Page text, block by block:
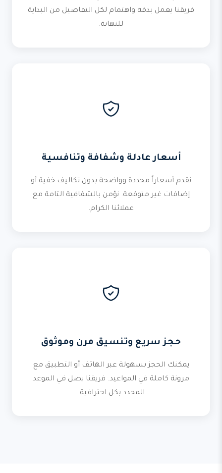
فريقنا يعمل بدقة واهتمام لكل التفاصيل من البداية
للنهاية.
أسعار عادلة وشفافة وتنافسية
نقدم أسعاراً محددة وواضحة بدون تكاليف خفية أو
إضافات غير متوقعة. نؤمن بالشفافية التامة مع
عملائنا الكرام.
حجز سريع وتنسيق مرن وموثوق
يمكنك الحجز بسهولة عبر الهاتف أو التطبيق مع
مرونة كاملة في المواعيد. فريقنا يصل في الموعد
المحدد بكل احترافية.